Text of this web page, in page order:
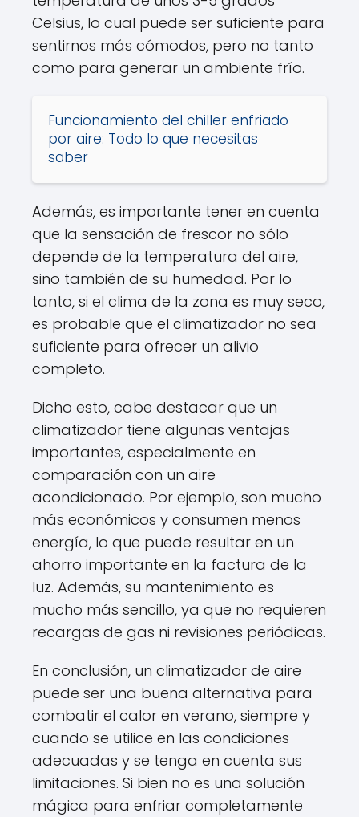
Celsius, lo cual puede ser suficiente para
sentirnos más cómodos, pero no tanto
como para generar un ambiente frío.
Funcionamiento del chiller enfriado
por aire: Todo lo que necesitas
saber
Además, es importante tener en cuenta
que la sensación de frescor no sólo
depende de la temperatura del aire,
sino también de su humedad. Por lo
tanto, si el clima de la zona es muy seco,
es probable que el climatizador no sea
suficiente para ofrecer un alivio
completo.
Dicho esto, cabe destacar que un
climatizador tiene algunas ventajas
importantes, especialmente en
comparación con un aire
acondicionado. Por ejemplo, son mucho
más económicos y consumen menos
energía, lo que puede resultar en un
ahorro importante en la factura de la
luz. Además, su mantenimiento es
mucho más sencillo, ya que no requieren
recargas de gas ni revisiones periódicas.
En conclusión, un climatizador de aire
puede ser una buena alternativa para
combatir el calor en verano, siempre y
cuando se utilice en las condiciones
adecuadas y se tenga en cuenta sus
limitaciones. Si bien no es una solución
mágica para enfriar completamente